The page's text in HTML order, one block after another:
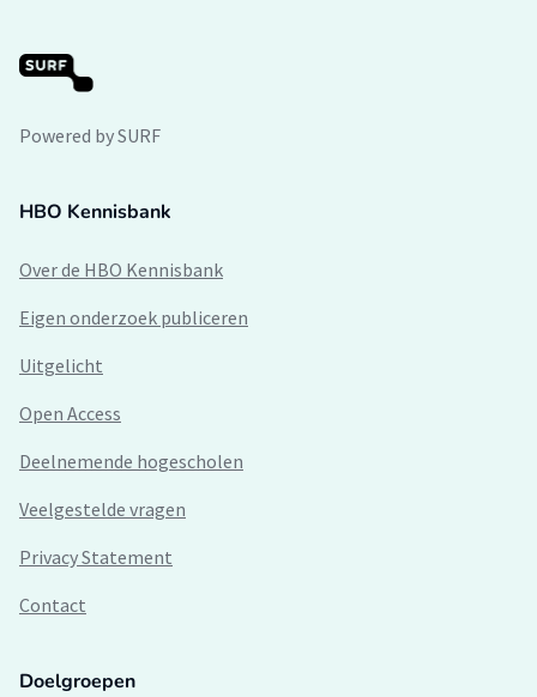
Powered by SURF
HBO Kennisbank
Over de HBO Kennisbank
Eigen onderzoek publiceren
Uitgelicht
Open Access
Deelnemende hogescholen
Veelgestelde vragen
Privacy Statement
Contact
Doelgroepen